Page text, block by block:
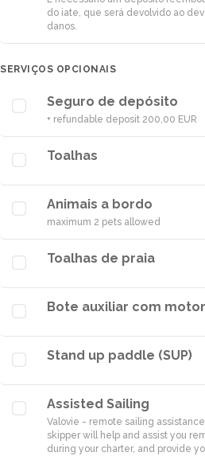
do iate, que será devolvido ao
danos.
SERVIÇOS OPCIONAIS
Seguro de depósito
+ refundable deposit 200,00 EUR
Toalhas
Animais a bordo
maximum 2 pets allowed
Toalhas de praia
Bote auxiliar com
Stand up paddle (SUP)
Assisted Sailing
Valovie - remote sailing
skipper will help and assist you
during your charter, and provide